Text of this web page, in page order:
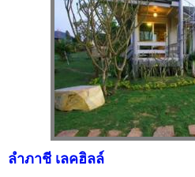
ลำภาชี เลคฮิลล์